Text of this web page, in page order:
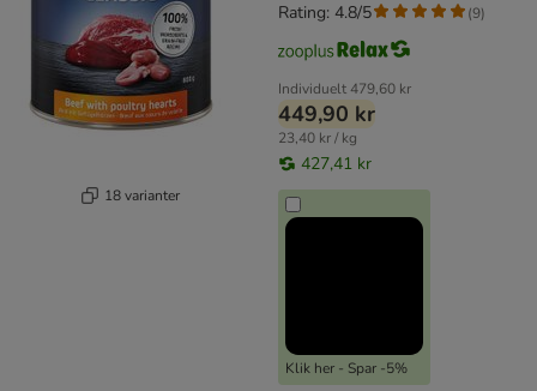
18 varianter
Individuelt479,60 kr
449,90 kr
23,40 kr / kg
427,41 kr
Klik her - Spar -5%
Rating: 4.8/5 (9)